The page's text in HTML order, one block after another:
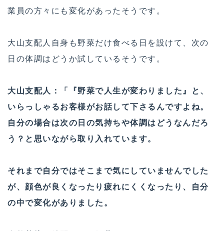
業員の方々にも変化があったそうです。
大山支配人自身も野菜だけ食べる日を設けて、次の
日の体調はどうか試しているそうです。
大山支配人：「『野菜で人生が変わりました』と、
いらっしゃるお客様がお話して下さるんですよね。
自分の場合は次の日の気持ちや体調はどうなんだろ
う？と思いながら取り入れています。
それまで自分ではそこまで気にしていませんでした
が、顔色が良くなったり疲れにくくなったり、自分
の中で変化がありました。